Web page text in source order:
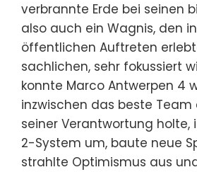
verbrannte Erde bei seinen
also auch ein Wagnis, den
öffentlichen Auftreten
sachlichen, sehr fokussiert
konnte Marco Antwerpen 4
inzwischen das beste
seiner Verantwortung holte,
2-System um, baute neue
strahlte Optimismus aus